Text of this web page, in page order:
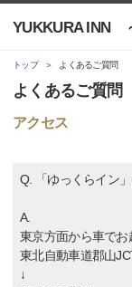
YUKKURA INN
トップ よくあるご質問
よくあるご質問
アクセス
Q. 「ゆっくらイン
A.
東京方面から車でお
東北自動車道郡山
↓